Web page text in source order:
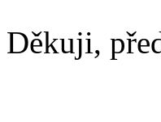
Děkuji,